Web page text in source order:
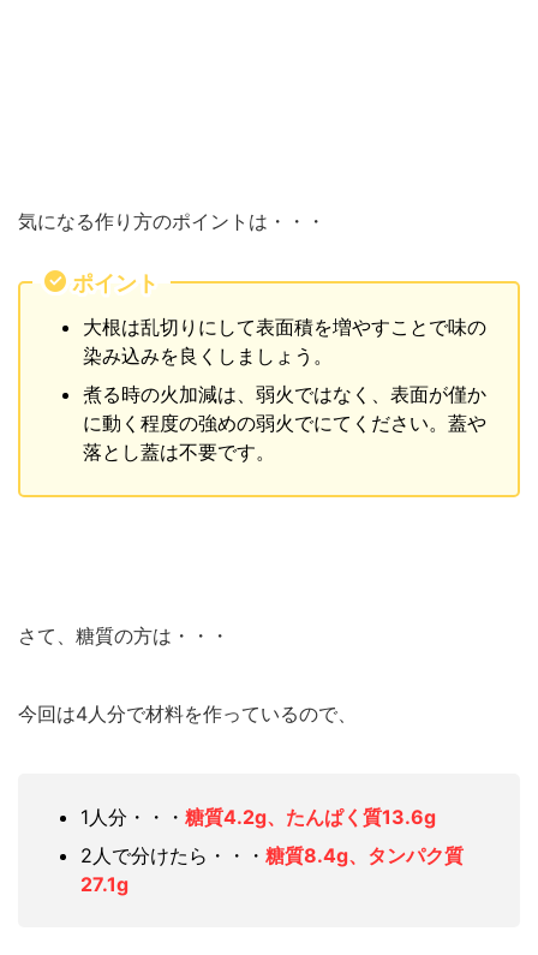
気になる作り方のポイントは・・・
ポイント
大根は乱切りにして表面積を増やすことで味の
染み込みを良くしましょう。
煮る時の火加減は、弱火ではなく、表面が僅か
に動く程度の強めの弱火でにてください。蓋や
落とし蓋は不要です。
さて、糖質の方は・・・
今回は4人分で材料を作っているので、
1人分・・・ 糖質4.2g、たんぱく質13.6g
2人で分けたら・・・ 糖質8.4g、タンパク質
27.1g